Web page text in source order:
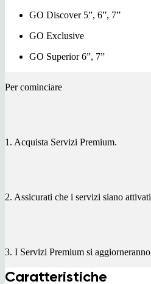
GO Discover 5”, 6”, 7”
GO Exclusive​
GO Superior 6”, 7”
Per cominciare
1. Acquista Servizi Premium.
2. Assicurati che i servizi siano
3. I Servizi Premium si
Caratteristiche